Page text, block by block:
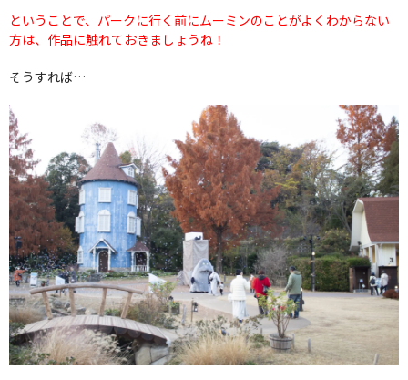
ということで、パークに行く前にムーミンのことがよくわからない
方は、作品に触れておきましょうね！
そうすれば…